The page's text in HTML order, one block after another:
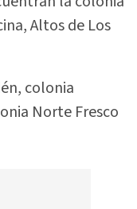
Altos de Los
colonia
Norte Fresco